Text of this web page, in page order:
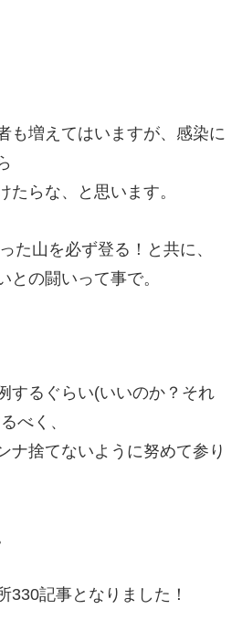
も増えてはいますが、感染に
たらな、と思います。
た山を必ず登る！と共に、
との闘いって事で。
するぐらい(いいのか？それ
べく、
ナ捨てないように努めて参り
330記事となりました！